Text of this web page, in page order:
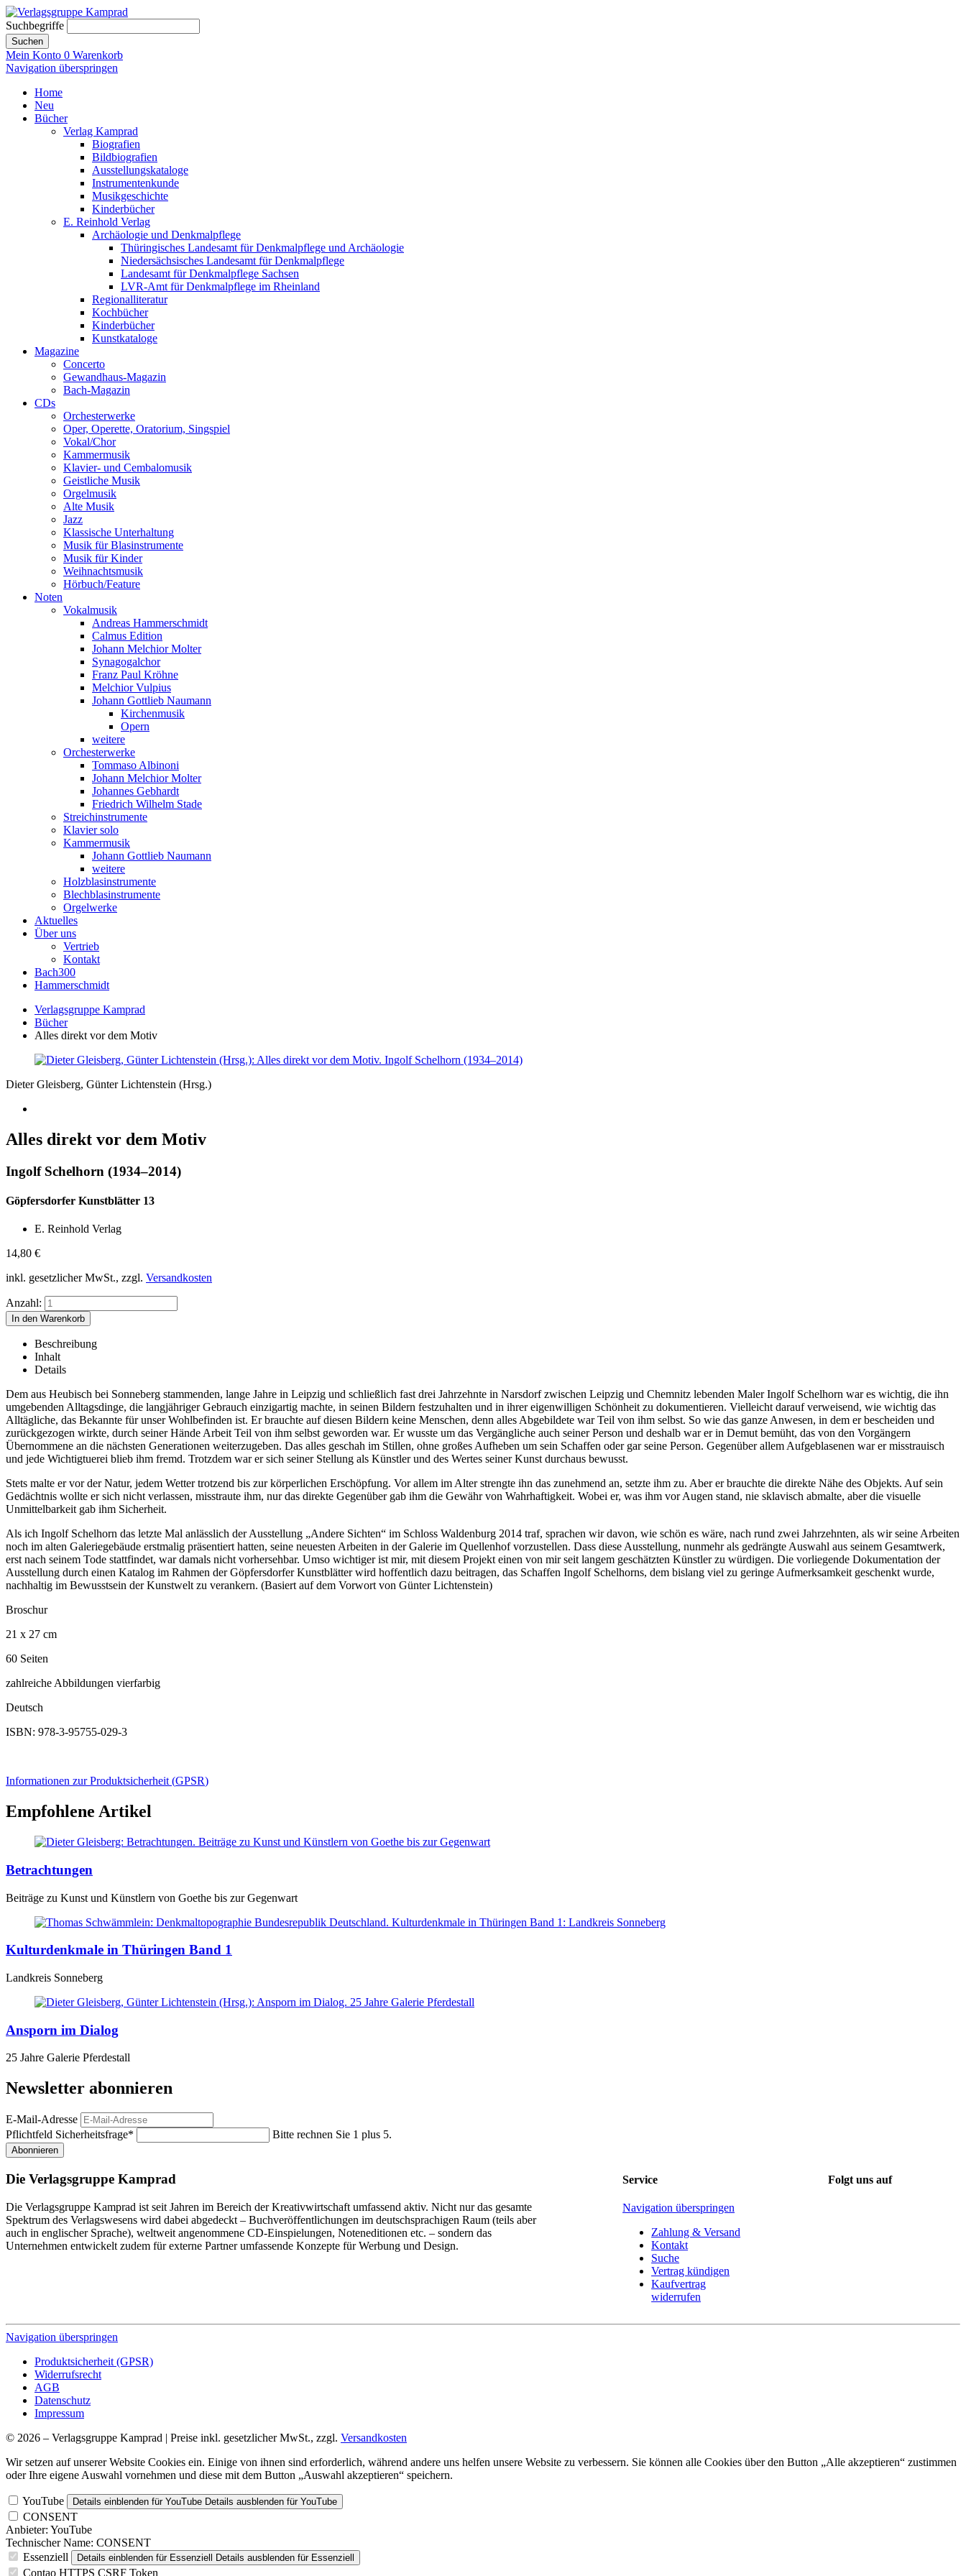
Suchbegriffe
Suchen
Mein Konto 0 Warenkorb
Navigation überspringen
Home
Neu
Bücher
Verlag Kamprad
Biografien
Bildbiografien
Ausstellungskataloge
Instrumentenkunde
Musikgeschichte
Kinderbücher
E. Reinhold Verlag
Archäologie und Denkmalpflege
Thüringisches Landesamt für Denkmalpflege und Archäologie
Niedersächsisches Landesamt für Denkmalpflege
Landesamt für Denkmalpflege Sachsen
LVR-Amt für Denkmalpflege im Rheinland
Regionalliteratur
Kochbücher
Kinderbücher
Kunstkataloge
Magazine
Concerto
Gewandhaus-Magazin
Bach-Magazin
CDs
Orchesterwerke
Oper, Operette, Oratorium, Singspiel
Vokal/Chor
Kammermusik
Klavier- und Cembalomusik
Geistliche Musik
Orgelmusik
Alte Musik
Jazz
Klassische Unterhaltung
Musik für Blasinstrumente
Musik für Kinder
Weihnachtsmusik
Hörbuch/Feature
Noten
Vokalmusik
Andreas Hammerschmidt
Calmus Edition
Johann Melchior Molter
Synagogalchor
Franz Paul Kröhne
Melchior Vulpius
Johann Gottlieb Naumann
Kirchenmusik
Opern
weitere
Orchesterwerke
Tommaso Albinoni
Johann Melchior Molter
Johannes Gebhardt
Friedrich Wilhelm Stade
Streichinstrumente
Klavier solo
Kammermusik
Johann Gottlieb Naumann
weitere
Holzblasinstrumente
Blechblasinstrumente
Orgelwerke
Aktuelles
Über uns
Vertrieb
Kontakt
Bach300
Hammerschmidt
Verlagsgruppe Kamprad
Bücher
Alles direkt vor dem Motiv
Dieter Gleisberg, Günter Lichtenstein (Hrsg.)
Alles direkt vor dem Motiv
Ingolf Schelhorn (1934–2014)
Göpfersdorfer Kunstblätter 13
E. Reinhold Verlag
14,80 €
inkl. gesetzlicher MwSt., zzgl. Versandkosten
Anzahl:
Beschreibung
Inhalt
Details
Dem aus Heubisch bei Sonneberg stammenden, lange Jahre in Leipzig und schließlich fast drei Jahrzehnte in Narsdorf zwischen Leipzig und Chemnitz lebenden Maler Ingolf Schelhorn war es wichtig, die ihn
umgebenden Alltagsdinge, die langjähriger Gebrauch einzigartig machte, in seinen Bildern festzuhalten und in ihrer eigenwilligen Schönheit zu dokumentieren. Vielleicht darauf verweisend, wie wichtig das
Alltägliche, das Bekannte für unser Wohlbefinden ist. Er brauchte auf diesen Bildern keine Menschen, denn alles Abgebildete war Teil von ihm selbst. So wie das ganze Anwesen, in dem er bescheiden und
zurückgezogen wirkte, durch seiner Hände Arbeit Teil von ihm selbst geworden war. Er wusste um das Vergängliche auch seiner Person und deshalb war er in Demut bemüht, das von den Vorgängern
Übernommene an die nächsten Generationen weiterzugeben. Das alles geschah im Stillen, ohne großes Aufheben um sein Schaffen oder gar seine Person. Gegenüber allem Aufgeblasenen war er misstrauisch
und jede Wichtigtuerei blieb ihm fremd. Trotzdem war er sich seiner Stellung als Künstler und des Wertes seiner Kunst durchaus bewusst.
Stets malte er vor der Natur, jedem Wetter trotzend bis zur körperlichen Erschöpfung. Vor allem im Alter strengte ihn das zunehmend an, setzte ihm zu. Aber er brauchte die direkte Nähe des Objekts. Auf sein
Gedächtnis wollte er sich nicht verlassen, misstraute ihm, nur das direkte Gegenüber gab ihm die Gewähr von Wahrhaftigkeit. Wobei er, was ihm vor Augen stand, nie sklavisch abmalte, aber die visuelle
Unmittelbarkeit gab ihm Sicherheit.
Als ich Ingolf Schelhorn das letzte Mal anlässlich der Ausstellung „Andere Sichten“ im Schloss Waldenburg 2014 traf, sprachen wir davon, wie schön es wäre, nach rund zwei Jahrzehnten, als wir seine Arbeiten
noch im alten Galeriegebäude erstmalig präsentiert hatten, seine neuesten Arbeiten in der Galerie im Quellenhof vorzustellen. Dass diese Ausstellung, nunmehr als gedrängte Auswahl aus seinem Gesamtwerk,
erst nach seinem Tode stattfindet, war damals nicht vorhersehbar. Umso wichtiger ist mir, mit diesem Projekt einen von mir seit langem geschätzten Künstler zu würdigen. Die vorliegende Dokumentation der
Ausstellung durch einen Katalog im Rahmen der Göpfersdorfer Kunstblätter wird hoffentlich dazu beitragen, das Schaffen Ingolf Schelhorns, dem bislang viel zu geringe Aufmerksamkeit geschenkt wurde,
nachhaltig im Bewusstsein der Kunstwelt zu verankern. (Basiert auf dem Vorwort von Günter Lichtenstein)
Broschur
21 x 27 cm
60 Seiten
zahlreiche Abbildungen vierfarbig
Deutsch
ISBN: 978-3-95755-029-3
Informationen zur Produktsicherheit (GPSR)
Empfohlene Artikel
Betrachtungen
Beiträge zu Kunst und Künstlern von Goethe bis zur Gegenwart
Kulturdenkmale in Thüringen Band 1
Landkreis Sonneberg
Ansporn im Dialog
25 Jahre Galerie Pferdestall
Newsletter abonnieren
E-Mail-Adresse
Pflichtfeld Sicherheitsfrage* Bitte rechnen Sie 1 plus 5.
Abonnieren
Die Verlagsgruppe Kamprad
Die Verlagsgruppe Kamprad ist seit Jahren im Bereich der Kreativwirtschaft umfassend aktiv. Nicht nur das gesamte
Spektrum des Verlagswesens wird dabei abgedeckt – Buchveröffentlichungen im deutschsprachigen Raum (teils aber
auch in englischer Sprache), weltweit angenommene CD-Einspielungen, Noteneditionen etc. – sondern das
Unternehmen entwickelt zudem für externe Partner umfassende Konzepte für Werbung und Design.
Service
Navigation überspringen
Zahlung & Versand
Kontakt
Suche
Vertrag kündigen
Kaufvertrag
widerrufen
Folgt uns auf
Navigation überspringen
Produktsicherheit (GPSR)
Widerrufsrecht
AGB
Datenschutz
Impressum
© 2026 – Verlagsgruppe Kamprad | Preise inkl. gesetzlicher MwSt., zzgl. Versandkosten
Wir setzen auf unserer Website Cookies ein. Einige von ihnen sind erforderlich, während andere uns helfen unsere Website zu verbessern. Sie können alle Cookies über den Button „Alle akzeptieren“ zustimmen
oder Ihre eigene Auswahl vornehmen und diese mit dem Button „Auswahl akzeptieren“ speichern.
YouTube Details einblenden für YouTube Details ausblenden für YouTube
CONSENT
Anbieter: YouTube
Technischer Name: CONSENT
Essenziell
Details einblenden für Essenziell Details ausblenden für Essenziell
Contao HTTPS CSRF Token